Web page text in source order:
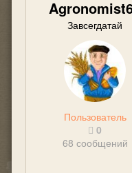
Завсегдатай
Пользователь
0
68 сообщений